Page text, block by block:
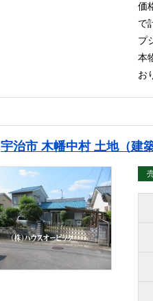
価
で
プ
本
お
宇治市 木幡中村 土地（建